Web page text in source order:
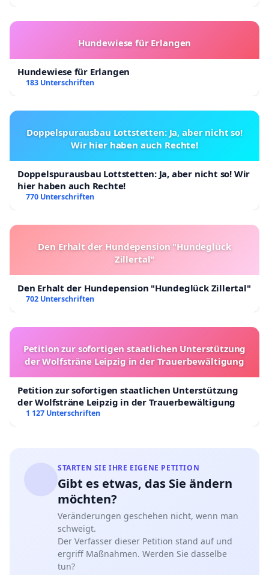
Hundewiese für Erlangen
Hundewiese für Erlangen
183 Unterschriften
Doppelspurausbau Lottstetten: Ja, aber nicht so!
Wir hier haben auch Rechte!
Doppelspurausbau Lottstetten: Ja, aber nicht so! Wir
hier haben auch Rechte!
770 Unterschriften
Den Erhalt der Hundepension "Hundeglück
Zillertal"
Den Erhalt der Hundepension "Hundeglück Zillertal"
702 Unterschriften
Petition zur sofortigen staatlichen Unterstützung
der Wolfsträne Leipzig in der Trauerbewältigung
Petition zur sofortigen staatlichen Unterstützung
der Wolfsträne Leipzig in der Trauerbewältigung
1 127 Unterschriften
STARTEN SIE IHRE EIGENE PETITION
Gibt es etwas, das Sie ändern
möchten?
Veränderungen geschehen nicht, wenn man
schweigt.
Der Verfasser dieser Petition stand auf und
ergriff Maßnahmen. Werden Sie dasselbe
tun?